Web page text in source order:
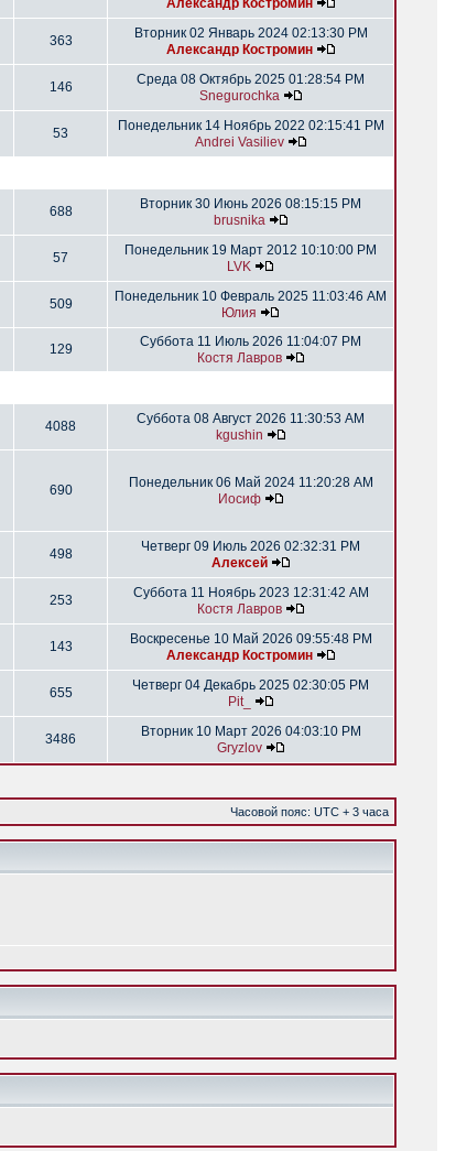
Александр Костромин
363
Вторник 02 Январь 2024 02:13:30 PM
Александр Костромин
146
Среда 08 Октябрь 2025 01:28:54 PM
Snegurochka
53
Понедельник 14 Ноябрь 2022 02:15:41 PM
Andrei Vasiliev
688
Вторник 30 Июнь 2026 08:15:15 PM
brusnika
57
Понедельник 19 Март 2012 10:10:00 PM
LVK
509
Понедельник 10 Февраль 2025 11:03:46 AM
Юлия
129
Суббота 11 Июль 2026 11:04:07 PM
Костя Лавров
4088
Суббота 08 Август 2026 11:30:53 AM
kgushin
690
Понедельник 06 Май 2024 11:20:28 AM
Иосиф
498
Четверг 09 Июль 2026 02:32:31 PM
Алексей
253
Суббота 11 Ноябрь 2023 12:31:42 AM
Костя Лавров
143
Воскресенье 10 Май 2026 09:55:48 PM
Александр Костромин
655
Четверг 04 Декабрь 2025 02:30:05 PM
Pit_
3486
Вторник 10 Март 2026 04:03:10 PM
Gryzlov
Часовой пояс: UTC + 3 часа